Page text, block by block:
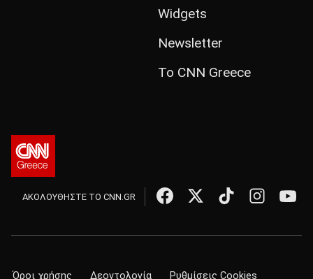
Widgets
Newsletter
Το CNN Greece
ΑΚΟΛΟΥΘΗΣΤΕ ΤΟ CNN.GR
Όροι χρήσης Δεοντολογία Ρυθμίσεις Cookies